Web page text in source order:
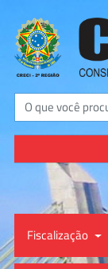
Buscar
Fiscalização